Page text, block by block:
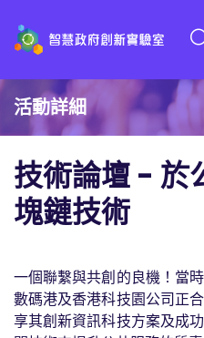
活動詳細
技術論壇 - 於
塊鏈技術
一個聯繫與共創的良機！當
數碼港及香港科技園公司正
享其創新資訊科技方案及成